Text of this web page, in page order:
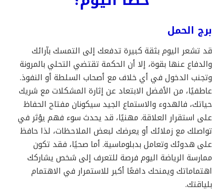
برج الحمل
قد تشعر اليوم بثقة كبيرة تدفعك إلى التمسك بآرائك
والدفاع عنها بقوة، إلا أن الحكمة تقتضي التحلي بالمرونة
وتجنب الدخول في أي خلاف مع أصحاب السلطة أو النفوذ.
عاطفيًا، من الأفضل الابتعاد عن إثارة المشكلات مع شريك
حياتك، فالهدوء والاستماع الجيد سيكونان مفتاح الحفاظ
على استقرار العلاقة. مهنيًا، قد يحدث سوء فهم يؤثر في
تواصلك مع زملائك أو يعرضك لبعض الملاحظات، لذا حافظ
على هدوئك وتعامل بدبلوماسية. أما صحيًا، فقد تكون
ممارسة الرياضة اليوم فرصة للتعرف إلى شخص يشاركك
اهتماماتك ويمنحك دافعًا أكبر للاستمرار في الاهتمام
بلياقتك.